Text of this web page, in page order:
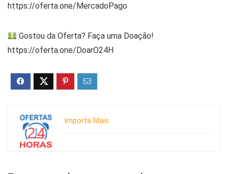
https://oferta.one/MercadoPago
Gostou da Oferta? Faça uma Doação!
https://oferta.one/DoarO24H
Importa Mais